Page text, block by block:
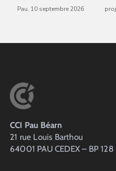
Pau, 10 septembre 2026
CCI Pau Béarn
21 rue Louis Barthou
64001 PAU CEDEX – BP 128